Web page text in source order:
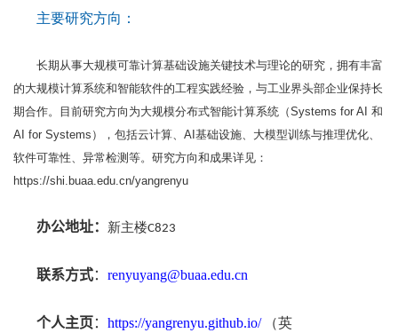
主要研究方向：
长期从事大规模可靠计算基础设施关键技术与理论的研究，拥有丰富
的大规模计算系统和智能软件的工程实践经验，与工业界头部企业保持长
期合作。目前研究方向为大规模分布式智能计算系统（Systems for AI 和
AI for Systems），包括云计算、AI基础设施、大模型训练与推理优化、
软件可靠性、异常检测等。研究方向和成果详见：
https://shi.buaa.edu.cn/yangrenyu
办公地址： 新主楼C823
联系方式： renyuyang@buaa.edu.cn
个人主页 ： https://yangrenyu.github.io/
（英